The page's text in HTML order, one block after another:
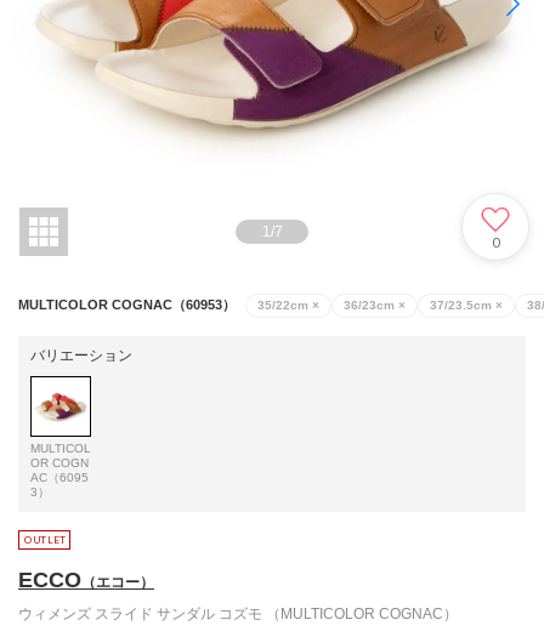
1 /7
0
MULTICOLOR COGNAC（60953） 35/22cm × 36/23cm × 37/23.5cm ×
バリエーション
MULTICOL
OR COGN
AC（6095
3）
ECCO （エコー）
ウィメンズ スライド サンダル コズモ （MULTICOLOR COGNAC）